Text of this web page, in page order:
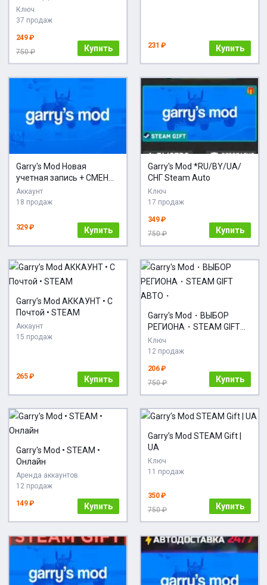
Ключ
37 продаж
249 ₽
750 ₽
Купить 231 ₽ Купить
Garry's Mod Новая
учетная запись + СМЕНА
ПОЧТЫ
Аккаунт
18 продаж
329 ₽ Купить
Garry's Mod *RU/BY/UA/
СНГ Steam Auto
Ключ
17 продаж
349 ₽
750 ₽
Купить
Garry’s Mod АККАУНТ • С
Почтой • STEAM
Аккаунт
15 продаж
265 ₽ Купить
Garry's Mod・ВЫБОР
РЕГИОНА・STEAM GIFT
АВТО・
Ключ
12 продаж
206 ₽
750 ₽
Купить
Garry's Mod • STEAM •
Онлайн
Аренда аккаунтов
12 продаж
149 ₽ Купить
Garry’s Mod STEAM Gift |
UA
Ключ
11 продаж
350 ₽
750 ₽
Купить